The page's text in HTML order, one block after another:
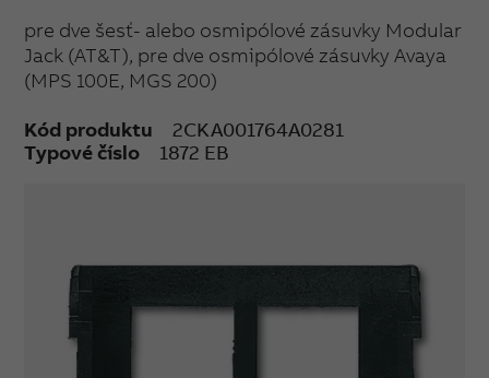
pre dve šesť- alebo osmipólové zásuvky Modular
Jack (AT&T), pre dve osmipólové zásuvky Avaya
(MPS 100E, MGS 200)
Kód produktu
2CKA001764A0281
Typové číslo
1872 EB